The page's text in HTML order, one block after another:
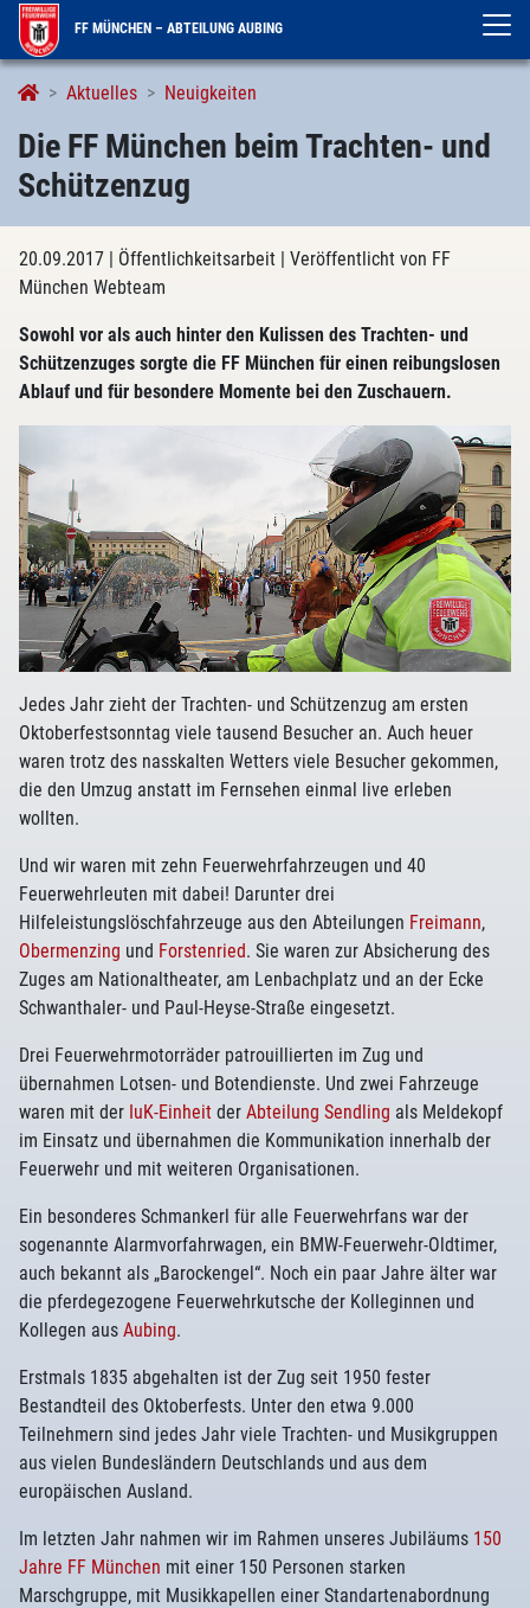
FF MÜNCHEN – ABTEILUNG AUBING
Aktuelles Neuigkeiten
Die FF München beim Trachten- und
Schützenzug
20.09.2017 | Öffentlichkeitsarbeit | Veröffentlicht von FF
München Webteam
Sowohl vor als auch hinter den Kulissen des Trachten- und
Schützenzuges sorgte die FF München für einen reibungslosen
Ablauf und für besondere Momente bei den Zuschauern.
Jedes Jahr zieht der Trachten- und Schützenzug am ersten
Oktoberfestsonntag viele tausend Besucher an. Auch heuer
waren trotz des nasskalten Wetters viele Besucher gekommen,
die den Umzug anstatt im Fernsehen einmal live erleben
wollten.
Und wir waren mit zehn Feuerwehrfahrzeugen und 40
Feuerwehrleuten mit dabei! Darunter drei
Hilfeleistungslöschfahrzeuge aus den Abteilungen Freimann,
Obermenzing und Forstenried. Sie waren zur Absicherung des
Zuges am Nationaltheater, am Lenbachplatz und an der Ecke
Schwanthaler- und Paul-Heyse-Straße eingesetzt.
Drei Feuerwehrmotorräder patrouillierten im Zug und
übernahmen Lotsen- und Botendienste. Und zwei Fahrzeuge
waren mit der IuK-Einheit der Abteilung Sendling als Meldekopf
im Einsatz und übernahmen die Kommunikation innerhalb der
Feuerwehr und mit weiteren Organisationen.
Ein besonderes Schmankerl für alle Feuerwehrfans war der
sogenannte Alarmvorfahrwagen, ein BMW-Feuerwehr-Oldtimer,
auch bekannt als „Barockengel“. Noch ein paar Jahre älter war
die pferdegezogene Feuerwehrkutsche der Kolleginnen und
Kollegen aus Aubing.
Erstmals 1835 abgehalten ist der Zug seit 1950 fester
Bestandteil des Oktoberfests. Unter den etwa 9.000
Teilnehmern sind jedes Jahr viele Trachten- und Musikgruppen
aus vielen Bundesländern Deutschlands und aus dem
europäischen Ausland.
Im letzten Jahr nahmen wir im Rahmen unseres Jubiläums 150
Jahre FF München mit einer 150 Personen starken
Marschgruppe, mit Musikkapellen einer Standartenabordnung